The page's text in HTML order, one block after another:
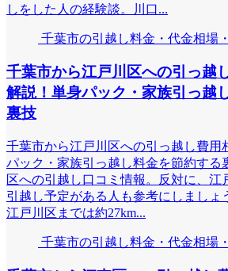
しをした人の経験談。川口...
千葉市の引越し料金・代金相場
千葉市から江戸川区への引っ越
解説！単身パック・家族引っ越
裏技
千葉市から江戸川区への引っ越し費用
パック・家族引っ越し料金を節約する
区への引越し口コミ情報。反対に、江
引越し予定がある人も参考にしましょ
江戸川区までは約27km...
千葉市の引越し料金・代金相場